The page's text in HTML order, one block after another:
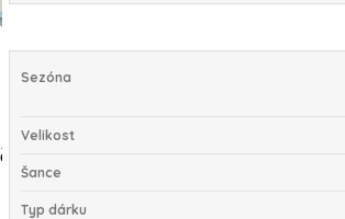
Dárková sada
ponožek
599,00 Kč
Sezóna
Velikost
Šance
Typ dárku